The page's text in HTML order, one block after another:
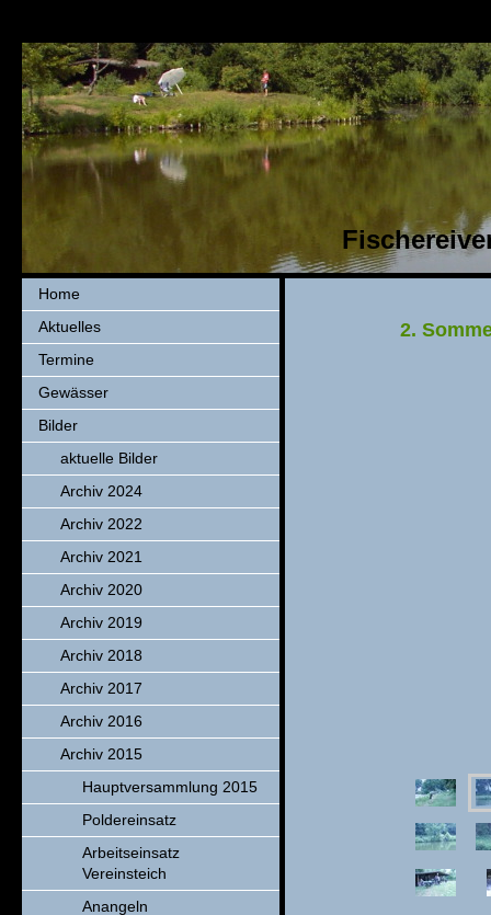
Home
Aktuelles
Termine
Gewässer
Bilder
aktuelle Bilder
Archiv 2024
Archiv 2022
Archiv 2021
Archiv 2020
Archiv 2019
Archiv 2018
Archiv 2017
Archiv 2016
Archiv 2015
Hauptversammlung 2015
Poldereinsatz
Arbeitseinsatz
Vereinsteich
Anangeln
2.